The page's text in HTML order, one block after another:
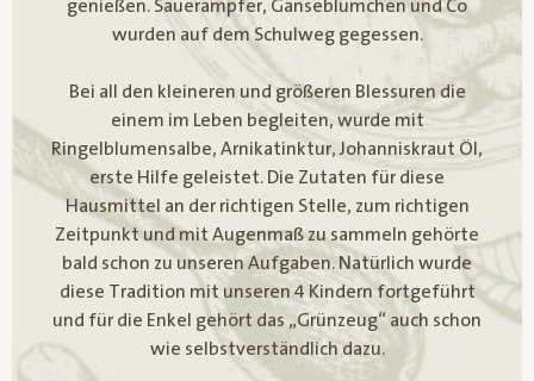
genießen. Sauerampfer, Gänseblümchen und Co
wurden auf dem Schulweg gegessen.
Bei all den kleineren und größeren Blessuren die
einem im Leben begleiten, wurde mit
Ringelblumensalbe, Arnikatinktur, Johanniskraut Öl,
erste Hilfe geleistet. Die Zutaten für diese
Hausmittel an der richtigen Stelle, zum richtigen
Zeitpunkt und mit Augenmaß zu sammeln gehörte
bald schon zu unseren Aufgaben. Natürlich wurde
diese Tradition mit unseren 4 Kindern fortgeführt
und für die Enkel gehört das „Grünzeug“ auch schon
wie selbstverständlich dazu.